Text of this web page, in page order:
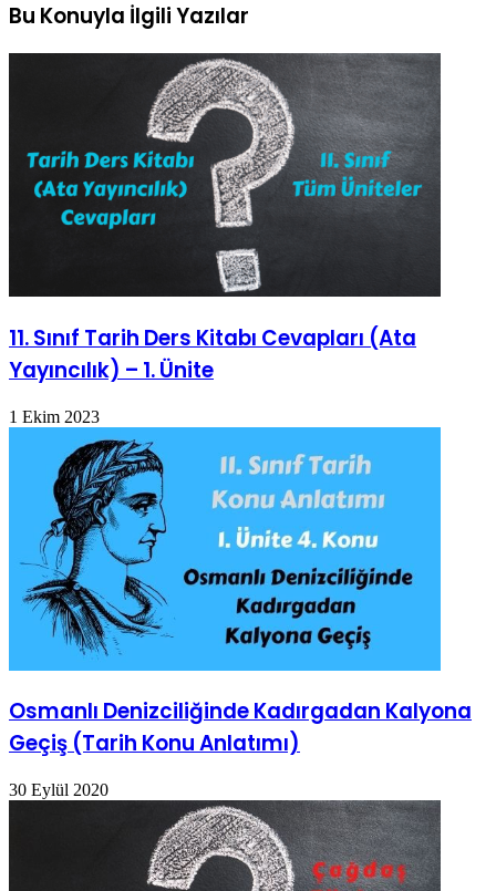
Bu Konuyla İlgili Yazılar
11. Sınıf Tarih Ders Kitabı Cevapları (Ata
Yayıncılık) – 1. Ünite
1 Ekim 2023
Osmanlı Denizciliğinde Kadırgadan Kalyona
Geçiş (Tarih Konu Anlatımı)
30 Eylül 2020